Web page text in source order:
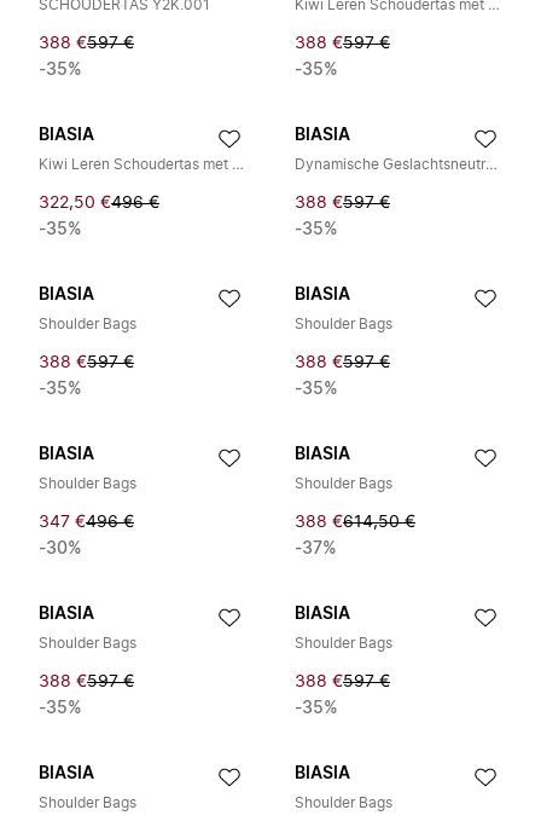
SCHOUDERTAS Y2K.001
388 €597 €
-35%
Kiwi Leren Schoudertas met Banddetail
388 €597 €
-35%
BIASIA
Kiwi Leren Schoudertas met Band
322,50 €496 €
-35%
BIASIA
Dynamische Geslachtsneutrale Schoudertas
388 €597 €
-35%
BIASIA
Shoulder Bags
388 €597 €
-35%
BIASIA
Shoulder Bags
388 €597 €
-35%
BIASIA
Shoulder Bags
347 €496 €
-30%
BIASIA
Shoulder Bags
388 €614,50 €
-37%
BIASIA
Shoulder Bags
388 €597 €
-35%
BIASIA
Shoulder Bags
388 €597 €
-35%
BIASIA
Shoulder Bags
BIASIA
Shoulder Bags